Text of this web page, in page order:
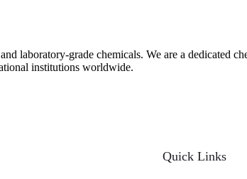
laboratory-grade chemicals. We are a dedicated
institutions worldwide.
Quick Links